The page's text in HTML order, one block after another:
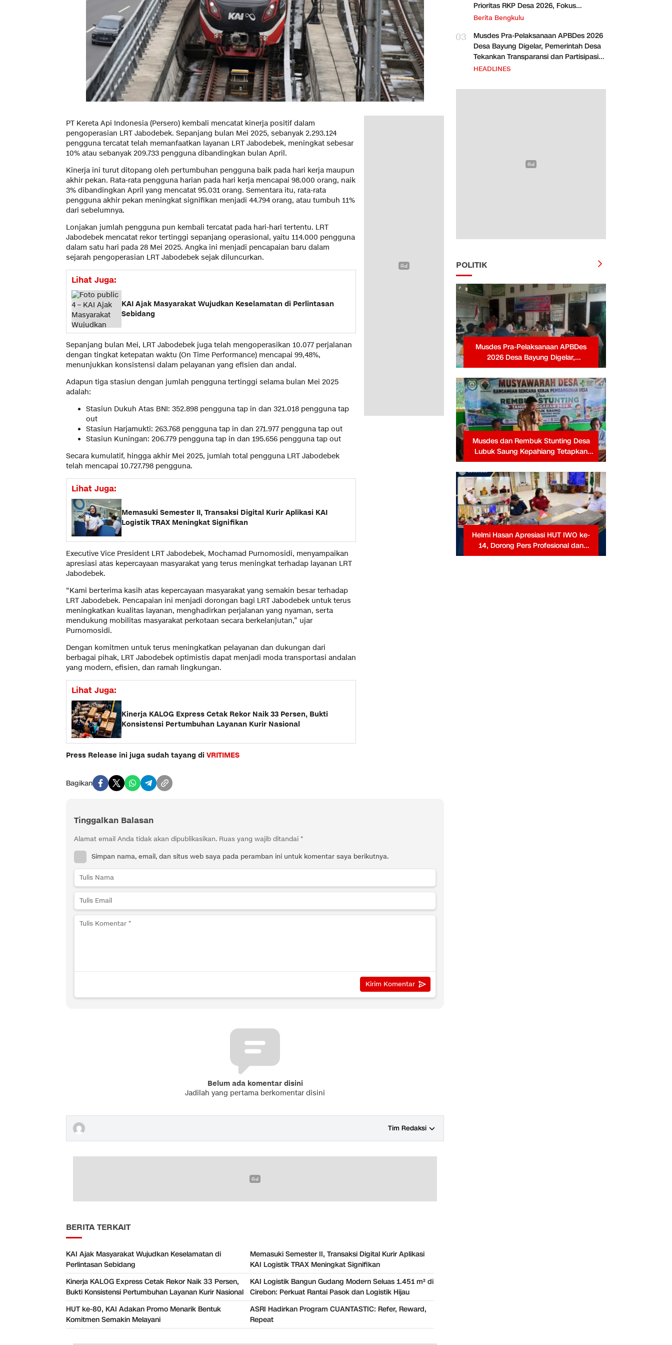
PT Kereta Api Indonesia (Persero) kembali mencatat kinerja positif dalam
pengoperasian LRT Jabodebek. Sepanjang bulan Mei 2025, sebanyak 2.293.124
pengguna tercatat telah memanfaatkan layanan LRT Jabodebek, meningkat sebesar
10% atau sebanyak 209.733 pengguna dibandingkan bulan April.
Kinerja ini turut ditopang oleh pertumbuhan pengguna baik pada hari kerja maupun
akhir pekan. Rata-rata pengguna harian pada hari kerja mencapai 98.000 orang, naik
3% dibandingkan April yang mencatat 95.031 orang. Sementara itu, rata-rata
pengguna akhir pekan meningkat signifikan menjadi 44.794 orang, atau tumbuh 11%
dari sebelumnya.
Lonjakan jumlah pengguna pun kembali tercatat pada hari-hari tertentu. LRT
Jabodebek mencatat rekor tertinggi sepanjang operasional, yaitu 114.000 pengguna
dalam satu hari pada 28 Mei 2025. Angka ini menjadi pencapaian baru dalam
sejarah pengoperasian LRT Jabodebek sejak diluncurkan.
Lihat Juga:
KAI Ajak Masyarakat Wujudkan Keselamatan di Perlintasan
Sebidang
Sepanjang bulan Mei, LRT Jabodebek juga telah mengoperasikan 10.077 perjalanan
dengan tingkat ketepatan waktu (On Time Performance) mencapai 99,48%,
menunjukkan konsistensi dalam pelayanan yang efisien dan andal.
Adapun tiga stasiun dengan jumlah pengguna tertinggi selama bulan Mei 2025
adalah:
Stasiun Dukuh Atas BNI: 352.898 pengguna tap in dan 321.018 pengguna tap
out
Stasiun Harjamukti: 263.768 pengguna tap in dan 271.977 pengguna tap out
Stasiun Kuningan: 206.779 pengguna tap in dan 195.656 pengguna tap out
Secara kumulatif, hingga akhir Mei 2025, jumlah total pengguna LRT Jabodebek
telah mencapai 10.727.798 pengguna.
Lihat Juga:
Memasuki Semester II, Transaksi Digital Kurir Aplikasi KAI
Logistik TRAX Meningkat Signifikan
Executive Vice President LRT Jabodebek, Mochamad Purnomosidi, menyampaikan
apresiasi atas kepercayaan masyarakat yang terus meningkat terhadap layanan LRT
Jabodebek.
“Kami berterima kasih atas kepercayaan masyarakat yang semakin besar terhadap
LRT Jabodebek. Pencapaian ini menjadi dorongan bagi LRT Jabodebek untuk terus
meningkatkan kualitas layanan, menghadirkan perjalanan yang nyaman, serta
mendukung mobilitas masyarakat perkotaan secara berkelanjutan,” ujar
Purnomosidi.
Dengan komitmen untuk terus meningkatkan pelayanan dan dukungan dari
berbagai pihak, LRT Jabodebek optimistis dapat menjadi moda transportasi andalan
yang modern, efisien, dan ramah lingkungan.
Lihat Juga:
Kinerja KALOG Express Cetak Rekor Naik 33 Persen, Bukti
Konsistensi Pertumbuhan Layanan Kurir Nasional
Press Release ini juga sudah tayang di VRITIMES
Bagikan
Tinggalkan Balasan
Alamat email Anda tidak akan dipublikasikan. Ruas yang wajib ditandai *
Simpan nama, email, dan situs web saya pada peramban ini untuk komentar saya berikutnya.
Belum ada komentar disini
Jadilah yang pertama berkomentar disini
Tim Redaksi
BERITA TERKAIT
KAI Ajak Masyarakat Wujudkan Keselamatan di
Perlintasan Sebidang
Memasuki Semester II, Transaksi Digital Kurir Aplikasi
KAI Logistik TRAX Meningkat Signifikan
Kinerja KALOG Express Cetak Rekor Naik 33 Persen,
Bukti Konsistensi Pertumbuhan Layanan Kurir Nasional
KAI Logistik Bangun Gudang Modern Seluas 1.451 m² di
Cirebon: Perkuat Rantai Pasok dan Logistik Hijau
HUT ke-80, KAI Adakan Promo Menarik Bentuk
Komitmen Semakin Melayani
ASRI Hadirkan Program CUANTASTIC: Refer, Reward,
Repeat
Prioritas RKP Desa 2026, Fokus
Infrastruktur dan Penurunan Stunting
Berita Bengkulu
03
Musdes Pra-Pelaksanaan APBDes 2026
Desa Bayung Digelar, Pemerintah Desa
Tekankan Transparansi dan Partisipasi
Warga
HEADLINES
POLITIK
Musdes Pra-Pelaksanaan APBDes
2026 Desa Bayung Digelar,
Pemerintah Desa Tekankan
Transparansi dan Partisipasi Warga
Musdes dan Rembuk Stunting Desa
Lubuk Saung Kepahiang Tetapkan
Prioritas RKP Desa 2026, Fokus
Infrastruktur dan Penurunan Stunting
Helmi Hasan Apresiasi HUT IWO ke-
14, Dorong Pers Profesional dan
Berkontribusi untuk Masyarakat